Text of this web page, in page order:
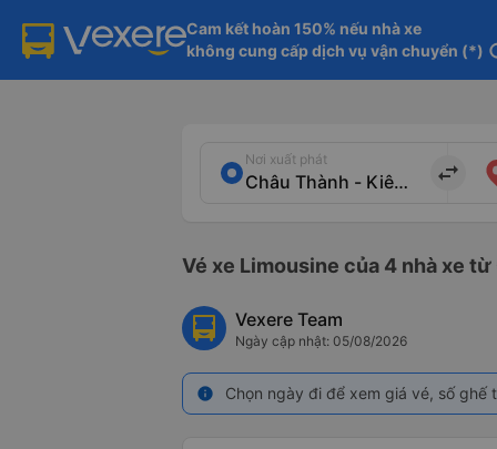
Cam kết hoàn 150% nếu nhà xe
không cung cấp dịch vụ vận chuyển (*)
Nơi xuất phát
import_export
Vé xe Limousine của 4 nhà xe
Vexere Team
Ngày cập nhật: 05/08/2026
info Chọn ngày đi để xem giá vé, số